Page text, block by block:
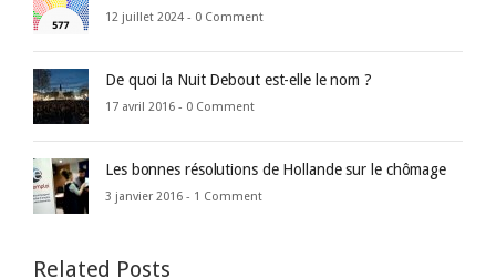
12 juillet 2024 - 0 Comment
De quoi la Nuit Debout est-elle le nom ?
17 avril 2016 - 0 Comment
Les bonnes résolutions de Hollande sur le chômage
3 janvier 2016 - 1 Comment
Related Posts